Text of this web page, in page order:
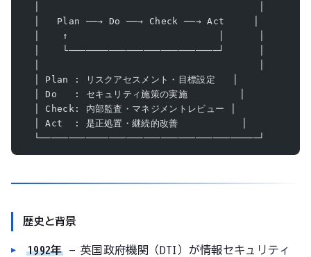
  │   Plan ──→ Do ──→ Check ──→ Act     │
  │    ↑                          │      │
  │    └──────────────────────────┘      │
  │ Plan : リスクアセスメント・目標設定   │
  │ Do   : セキュリティ施策の実施         │
  │ Check: 内部監査・マネジメントレビュー │
  │ Act  : 是正処置・継続的改善           │
  └──────────────────────────────────────┘
歴史と背景
1992年 — 英国政府機関（DTI）が情報セキュリティ